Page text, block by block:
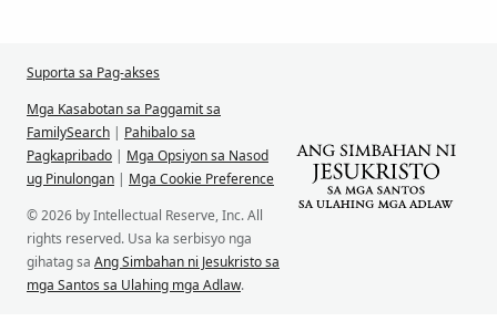
Suporta sa Pag-akses
Mga Kasabotan sa Paggamit sa
FamilySearch | Pahibalo sa
Pagkapribado | Mga Opsiyon sa Nasod
ug Pinulongan | Mga Cookie Preference
© 2026 by Intellectual Reserve, Inc. All
rights reserved. Usa ka serbisyo nga
gihatag sa Ang Simbahan ni Jesukristo sa
mga Santos sa Ulahing mga Adlaw.